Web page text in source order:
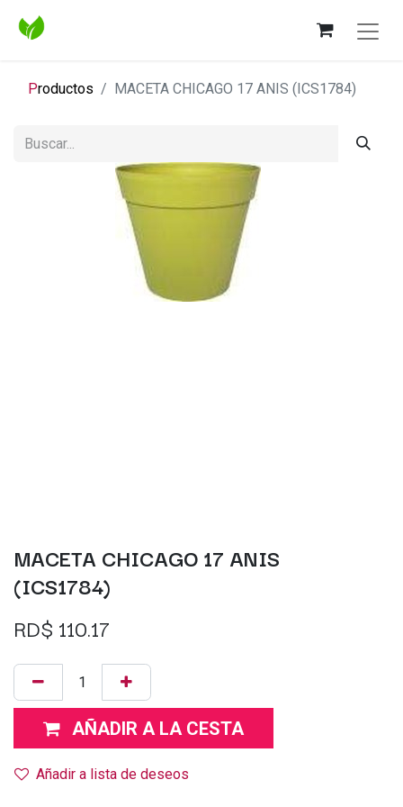
Productos MACETA CHICAGO 17 ANIS (ICS1784)
MACETA CHICAGO 17 ANIS
(ICS1784)
RD$ 110.17
AÑADIR A LA CESTA
Añadir a lista de deseos